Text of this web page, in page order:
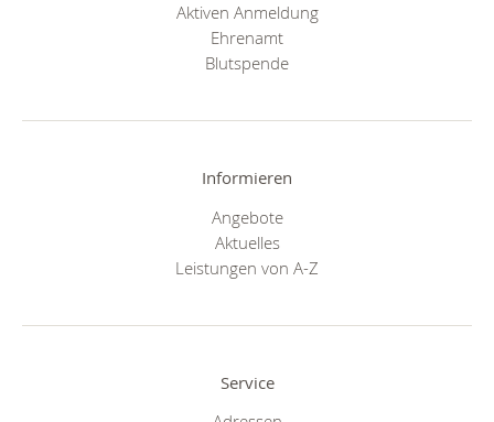
Aktiven Anmeldung
Ehrenamt
Blutspende
Informieren
Angebote
Aktuelles
Leistungen von A-Z
Service